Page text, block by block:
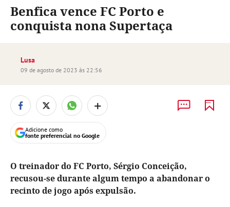
Benfica vence FC Porto e
conquista nona Supertaça
Lusa
09 de agosto de 2023 às 22:56
+
Adicione como
fonte preferencial no Google
O treinador do FC Porto, Sérgio Conceição,
recusou-se durante algum tempo a abandonar o
recinto de jogo após expulsão.